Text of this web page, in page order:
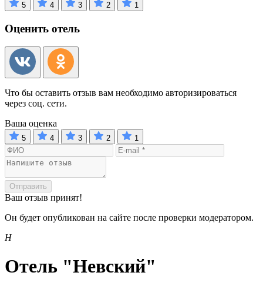
5 4 3 2 1
Оценить отель
Что бы оставить отзыв вам необходимо авторизироваться
через соц. сети.
Ваша оценка
5 4 3 2 1
Отправить
Ваш отзыв принят!
Он будет опубликован на сайте после проверки модератором.
Н
Отель "Невский"